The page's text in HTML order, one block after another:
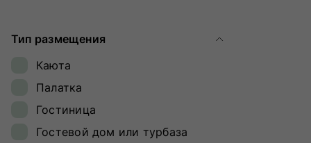
Тип размещения
Каюта
Палатка
Гостиница
Гостевой дом или турбаза